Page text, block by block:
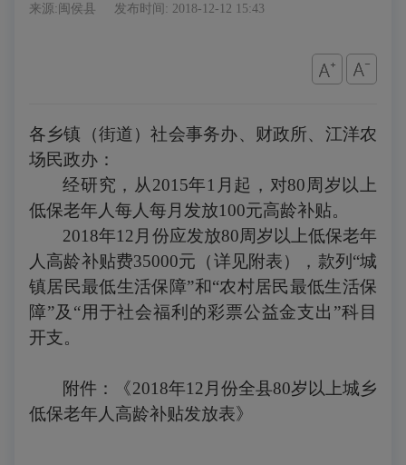
来源:闽侯县 发布时间: 2018-12-12 15:43
各乡镇（街道）社会事务办、财政所、江洋农
场民政办：
经研究，从 2015年1 月起，对80周岁以上
低保老年人每人每月发放100元高龄补贴。
2018年12 月份应发放80周岁以上低保老年
人高龄补贴费35000元（详见附表），款列“城
镇居民最低生活保障”和“农村居民最低生活保
障”及“用于社会福利的彩票公益金支出”科目
开支。
附件：《2018年12 月份全县80岁以上城乡
低保老年人高龄补贴发放表》